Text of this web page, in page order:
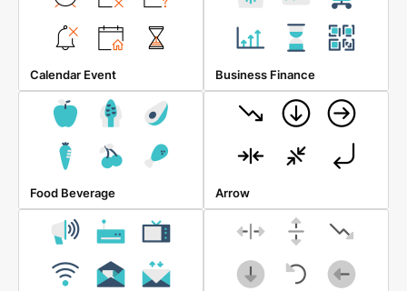
Calendar Event Business Finance
Food Beverage Arrow